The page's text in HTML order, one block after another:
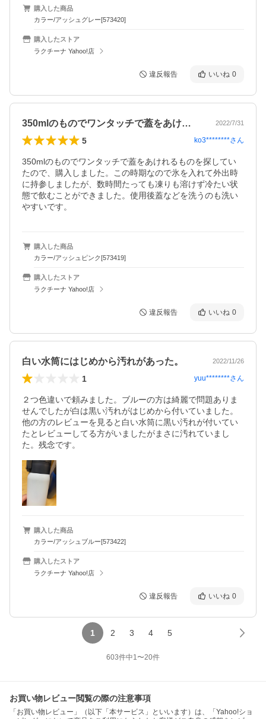
購入した商品
カラー/アッシュグレー[573420]
購入したストア
ラクチーナ Yahoo!店
違反報告 いいね 0
350mlのものでワンタッチで蓋をあけ… 2022/7/31
5 ko3********さん
350mlのものでワンタッチで蓋をあけれるものを探してい
たので、購入しました。この時期なので氷を入れて外出時
に持参しましたが、数時間たっても凍りも溶けず冷たい状
態で飲むことができました。使用後蓋などを洗うのも洗い
やすいです。
購入した商品
カラー/アッシュピンク[573419]
購入したストア
ラクチーナ Yahoo!店
違反報告 いいね 0
白い水筒にはじめから汚れがあった。 2022/11/26
1 yuu********さん
２つ色違いで頼みました。ブルーの方は綺麗で問題ありま
せんでしたが白は黒い汚れがはじめから付いていました。
他の方のレビューを見ると白い水筒に黒い汚れが付いてい
たとレビューしてる方がいましたがまさに汚れていまし
た。残念です。
購入した商品
カラー/アッシュブルー[573422]
購入したストア
ラクチーナ Yahoo!店
違反報告 いいね 0
1 2 3 4 5
603件中1〜20件
お買い物レビュー閲覧の際の注意事項
「お買い物レビュー」（以下「本サービス」といいます）は、「Yahoo!ショ